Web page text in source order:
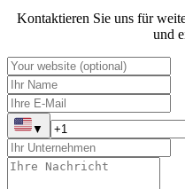
Kontaktieren Sie uns für
und
▼